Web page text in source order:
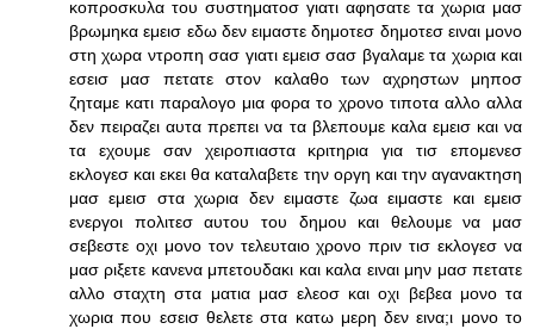
κοπροσκυλα του συστηματοσ γιατι αφησατε τα χωρια μασ
βρωμηκα εμεισ εδω δεν ειμαστε δημοτεσ δημοτεσ ειναι μονο
στη χωρα ντροπη σασ γιατι εμεισ σασ βγαλαμε τα χωρια και
εσεισ μασ πετατε στον καλαθο των αχρηστων μηποσ
ζηταμε κατι παραλογο μια φορα το χρονο τιποτα αλλο αλλα
δεν πειραζει αυτα πρεπει να τα βλεπουμε καλα εμεισ και να
τα εχουμε σαν χειροπιαστα κριτηρια για τισ επομενεσ
εκλογεσ και εκει θα καταλαβετε την οργη και την αγανακτηση
μασ εμεισ στα χωρια δεν ειμαστε ζωα ειμαστε και εμεισ
ενεργοι πολιτεσ αυτου του δημου και θελουμε να μασ
σεβεστε οχι μονο τον τελευταιο χρονο πριν τισ εκλογεσ να
μασ ριξετε κανενα μπετουδακι και καλα ειναι μην μασ πετατε
αλλο σταχτη στα ματια μασ ελεοσ και οχι βεβεα μονο τα
χωρια που εσεισ θελετε στα κατω μερη δεν εινα;ι μονο το